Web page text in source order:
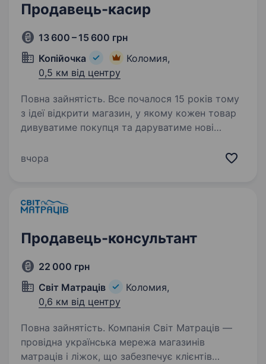
Продавець-касир
13 600 – 15 600 грн
Копійочка
Коломия,
0,5 км від центру
Повна зайнятість. Все почалося 15 років тому
з ідеї відкрити магазин, у якому кожен товар
дивуватиме покупця та даруватиме нові
понад 500 магазинів у 16 областях України,
вчора
Продавець-консультант
22 000 грн
Світ Матраців
Коломия,
0,6 км від центру
Повна зайнятість. Компанія Світ Матраців —
провідна українська мережа магазинів
матраців і ліжок, що забезпечує клієнтів